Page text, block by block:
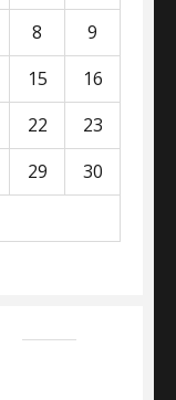
8
9
15
16
22
23
29
30